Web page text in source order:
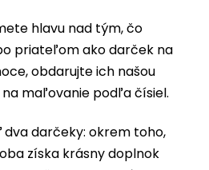
hlavu nad tým, čo
priateľom ako darček na
obdarujte ich našou
maľovanie podľa čísiel.
darčeky: okrem toho,
získa krásny doplnok